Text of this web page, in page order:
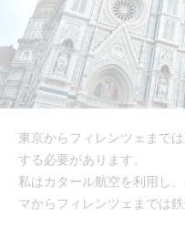
東京からフィレンツェまで
する必要があります。
私はカタール航空を利用し
マからフィレンツェまでは鉄